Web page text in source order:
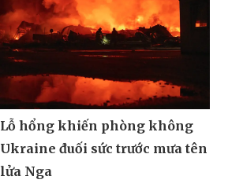
Lỗ hổng khiến phòng không
Ukraine đuối sức trước mưa tên
lửa Nga